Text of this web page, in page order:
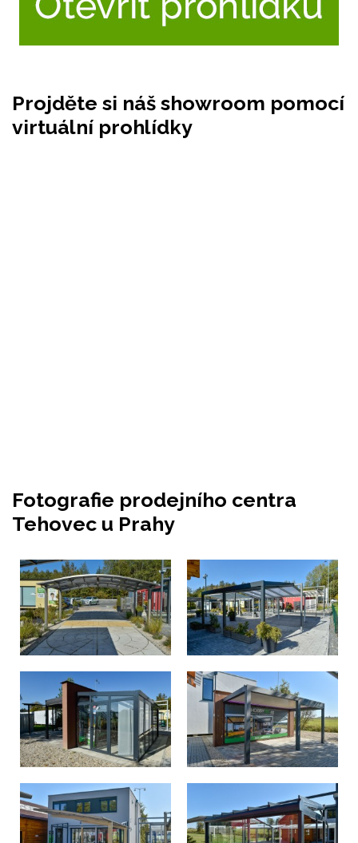
Projděte si náš showroom pomocí
virtuální prohlídky
Fotografie prodejního centra
Tehovec u Prahy